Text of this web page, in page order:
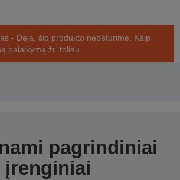
- Deja, šio produkto nebeturime. Kaip
palaikymą žr. toliau.
pagrindiniai
įrenginiai